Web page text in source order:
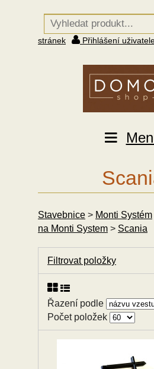
stránek
Přihlášení
Stavebnice > Monti Systém
na Monti System > Scania
Filtrovat položky
Řazení podle
Počet položek